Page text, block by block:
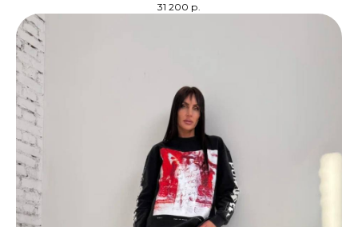
31 200 р.